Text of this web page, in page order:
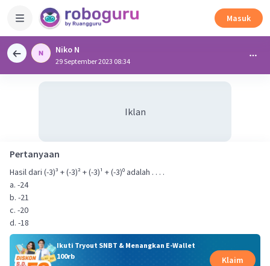
Masuk
Niko N
29 September 2023 08:34
Iklan
Pertanyaan
Hasil dari (-3)³ + (-3)² + (-3)¹ + (-3)⁰ adalah . . . .
a. -24
b. -21
c. -20
d. -18
Ikuti Tryout SNBT & Menangkan E-Wallet
100rb
Klaim